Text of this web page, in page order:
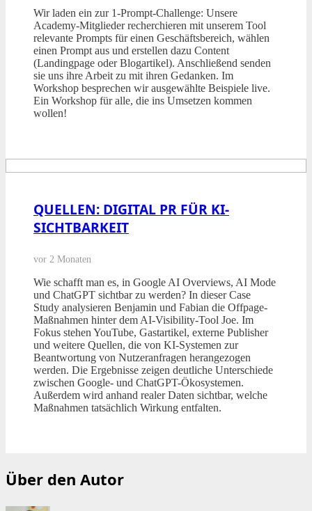
Wir laden ein zur 1-Prompt-Challenge: Unsere
Academy-Mitglieder recherchieren mit unserem Tool
relevante Prompts für einen Geschäftsbereich, wählen
einen Prompt aus und erstellen dazu Content
(Landingpage oder Blogartikel). Anschließend senden
sie uns ihre Arbeit zu mit ihren Gedanken. Im
Workshop besprechen wir ausgewählte Beispiele live.
Ein Workshop für alle, die ins Umsetzen kommen
wollen!
QUELLEN: DIGITAL PR FÜR KI-
SICHTBARKEIT
vor 2 Monaten
Wie schafft man es, in Google AI Overviews, AI Mode
und ChatGPT sichtbar zu werden? In dieser Case
Study analysieren Benjamin und Fabian die Offpage-
Maßnahmen hinter dem AI-Visibility-Tool Joe. Im
Fokus stehen YouTube, Gastartikel, externe Publisher
und weitere Quellen, die von KI-Systemen zur
Beantwortung von Nutzeranfragen herangezogen
werden. Die Ergebnisse zeigen deutliche Unterschiede
zwischen Google- und ChatGPT-Ökosystemen.
Außerdem wird anhand realer Daten sichtbar, welche
Maßnahmen tatsächlich Wirkung entfalten.
Über den Autor